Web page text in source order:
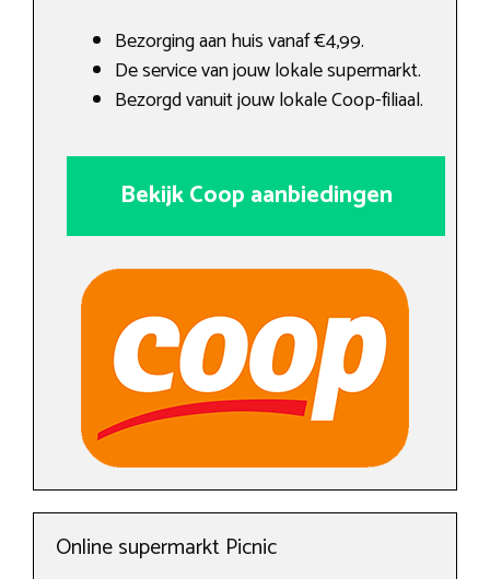
Bezorging aan huis vanaf €4,99.
De service van jouw lokale supermarkt.
Bezorgd vanuit jouw lokale Coop-filiaal.
Bekijk Coop aanbiedingen
Online supermarkt Picnic